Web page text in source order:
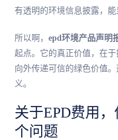
有透明的环境信息披露，能
所以啊， epd环境产品声明
起点。它的真正价值，在
向外传递可信的绿色价值
义。
关于EPD费用
个问题